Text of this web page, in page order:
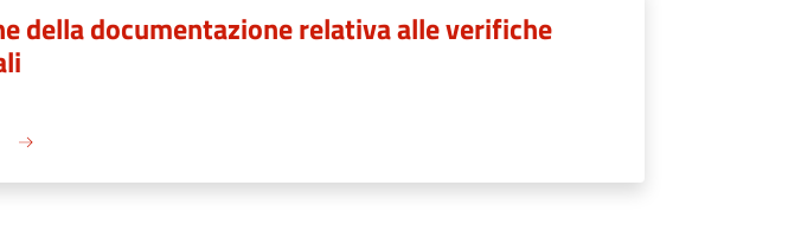
della documentazione relativa alle verifiche